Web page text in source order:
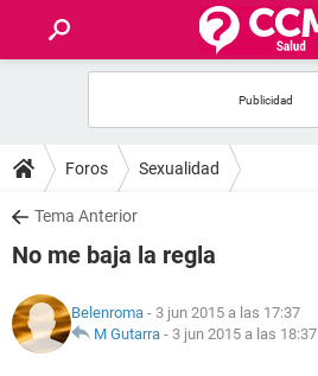
FOROS
SALUD
NUTRICIÓN
Foros Sexualidad
Tema Anterior
No me baja la regla
Belenroma - 3 jun 2015 a las 17:37
M Gutarra - 3 jun 2015 a las 18:37